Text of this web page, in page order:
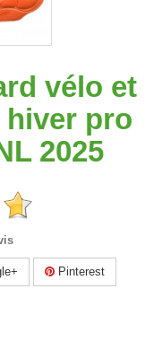
vélo et
pro
2025
Pinterest